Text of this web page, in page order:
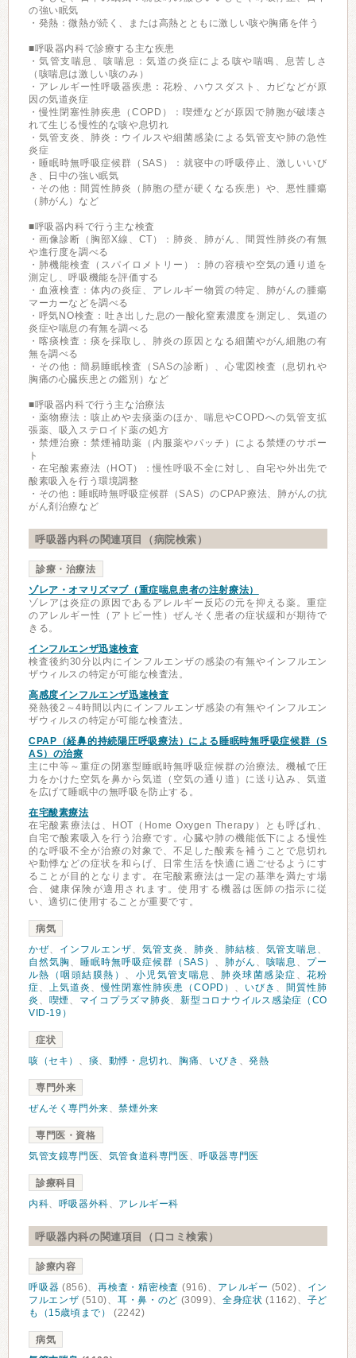
の強い眠気
・発熱：微熱が続く、または高熱とともに激しい咳や胸痛を伴う
■呼吸器内科で診療する主な疾患
・気管支喘息、咳喘息：気道の炎症による咳や喘鳴、息苦しさ
（咳喘息は激しい咳のみ）
・アレルギー性呼吸器疾患：花粉、ハウスダスト、カビなどが原
因の気道炎症
・慢性閉塞性肺疾患（COPD）：喫煙などが原因で肺胞が破壊さ
れて生じる慢性的な咳や息切れ
・気管支炎、肺炎：ウイルスや細菌感染による気管支や肺の急性
炎症
・睡眠時無呼吸症候群（SAS）：就寝中の呼吸停止、激しいいび
き、日中の強い眠気
・その他：間質性肺炎（肺胞の壁が硬くなる疾患）や、悪性腫瘍
（肺がん）など
■呼吸器内科で行う主な検査
・画像診断（胸部X線、CT）：肺炎、肺がん、間質性肺炎の有無
や進行度を調べる
・肺機能検査（スパイロメトリー）：肺の容積や空気の通り道を
測定し、呼吸機能を評価する
・血液検査：体内の炎症、アレルギー物質の特定、肺がんの腫瘍
マーカーなどを調べる
・呼気NO検査：吐き出した息の一酸化窒素濃度を測定し、気道の
炎症や喘息の有無を調べる
・喀痰検査：痰を採取し、肺炎の原因となる細菌やがん細胞の有
無を調べる
・その他：簡易睡眠検査（SASの診断）、心電図検査（息切れや
胸痛の心臓疾患との鑑別）など
■呼吸器内科で行う主な治療法
・薬物療法：咳止めや去痰薬のほか、喘息やCOPDへの気管支拡
張薬、吸入ステロイド薬の処方
・禁煙治療：禁煙補助薬（内服薬やパッチ）による禁煙のサポー
ト
・在宅酸素療法（HOT）：慢性呼吸不全に対し、自宅や外出先で
酸素吸入を行う環境調整
・その他：睡眠時無呼吸症候群（SAS）のCPAP療法、肺がんの抗
がん剤治療など
呼吸器内科の関連項目（病院検索）
診療・治療法
ゾレア・オマリズマブ（重症喘息患者の注射療法）
ゾレアは炎症の原因であるアレルギー反応の元を抑える薬。重症
のアレルギー性（アトピー性）ぜんそく患者の症状緩和が期待で
きる。
インフルエンザ迅速検査
検査後約30分以内にインフルエンザの感染の有無やインフルエン
ザウィルスの特定が可能な検査法。
高感度インフルエンザ迅速検査
発熱後2～4時間以内にインフルエンザ感染の有無やインフルエン
ザウィルスの特定が可能な検査法。
CPAP（経鼻的持続陽圧呼吸療法）による睡眠時無呼吸症候群（S
AS）の治療
主に中等～重症の閉塞型睡眠時無呼吸症候群の治療法。機械で圧
力をかけた空気を鼻から気道（空気の通り道）に送り込み、気道
を広げて睡眠中の無呼吸を防止する。
在宅酸素療法
在宅酸素療法は、HOT（Home Oxygen Therapy）とも呼ばれ、
自宅で酸素吸入を行う治療です。心臓や肺の機能低下による慢性
的な呼吸不全が治療の対象で、不足した酸素を補うことで息切れ
や動悸などの症状を和らげ、日常生活を快適に過ごせるようにす
ることが目的となります。在宅酸素療法は一定の基準を満たす場
合、健康保険が適用されます。使用する機器は医師の指示に従
い、適切に使用することが重要です。
病気
かぜ、 インフルエンザ、 気管支炎 、 肺炎 、 肺結核、 気管支喘息 、
自然気胸 、 睡眠時無呼吸症候群（SAS） 、 肺がん 、 咳喘息 、 プー
ル熱（咽頭結膜熱） 、 小児気管支喘息 、 肺炎球菌感染症 、 花粉
症、上気道炎 、慢性閉塞性肺疾患（COPD） 、 いびき 、 間質性肺
炎 、 喫煙 、 マイコプラズマ肺炎、新型コロナウイルス感染症（CO
VID-19）
症状
咳（セキ） 、 痰、 動悸・息切れ、 胸痛、 いびき 、発熱
専門外来
ぜんそく専門外来、禁煙外来
専門医・資格
気管支鏡専門医、 気管食道科専門医 、呼吸器専門医
診療科目
内科、 呼吸器外科、 アレルギー科
呼吸器内科の関連項目（口コミ検索）
診療内容
呼吸器 (856)、再検査・精密検査 (916)、 アレルギー (502)、 イン
フルエンザ (510)、 耳・鼻・のど (3099)、 全身症状 (1162)、 子ど
も（15歳頃まで）
(2242)
病気